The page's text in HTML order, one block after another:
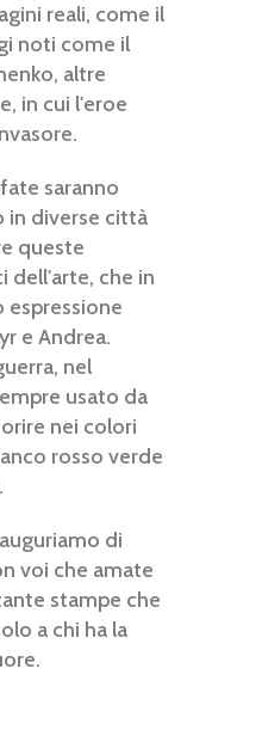
reali, come il
noti come il
altre
in cui l'eroe
saranno
in diverse città
queste
dell'arte, che in
espressione
e Andrea.
nel
usato da
nei colori
rosso verde
di
voi che amate
stampe che
a chi ha la